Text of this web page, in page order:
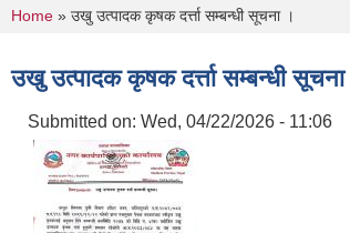
You are here
Home » उखु उत्पादक कृषक दर्त्ता सम्बन्धी सूचना ।
उखु उत्पादक कृषक दर्त्ता सम्बन्धी
Submitted on: Wed, 04/22/2026 - 11:06